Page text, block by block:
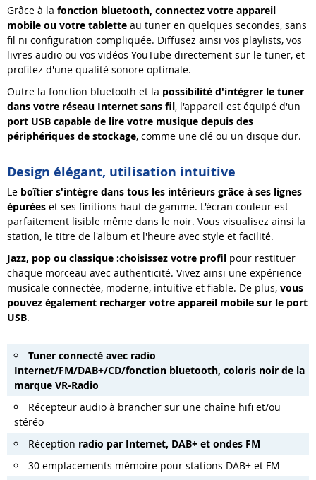
Grâce à la fonction bluetooth, connectez votre appareil
mobile ou votre tablette au tuner en quelques secondes, sans
fil ni configuration compliquée. Diffusez ainsi vos playlists, vos
livres audio ou vos vidéos YouTube directement sur le tuner, et
profitez d'une qualité sonore optimale.
Outre la fonction bluetooth et la possibilité d'intégrer le tuner
dans votre réseau Internet sans fil, l'appareil est équipé d'un
port USB capable de lire votre musique depuis des
périphériques de stockage, comme une clé ou un disque dur.
Design élégant, utilisation intuitive
Le boîtier s'intègre dans tous les intérieurs grâce à ses lignes
épurées et ses finitions haut de gamme. L'écran couleur est
parfaitement lisible même dans le noir. Vous visualisez ainsi la
station, le titre de l'album et l'heure avec style et facilité.
Jazz, pop ou classique :choisissez votre profil pour restituer
chaque morceau avec authenticité. Vivez ainsi une expérience
musicale connectée, moderne, intuitive et fiable. De plus, vous
pouvez également recharger votre appareil mobile sur le port
USB.
Tuner connecté avec radio
Internet/FM/DAB+/CD/fonction bluetooth, coloris noir de la
marque VR-Radio
Récepteur audio à brancher sur une chaîne hifi et/ou
stéréo
Réception radio par Internet, DAB+ et ondes FM
30 emplacements mémoire pour stations DAB+ et FM